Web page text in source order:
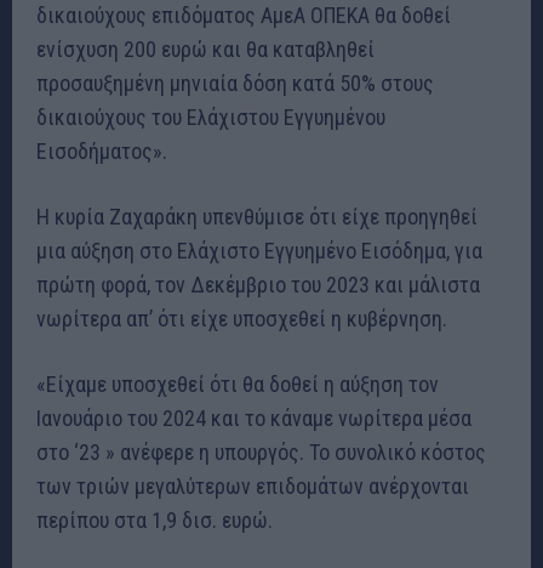
δικαιούχους επιδόματος ΑμεΑ ΟΠΕΚΑ θα δοθεί
ενίσχυση 200 ευρώ και θα καταβληθεί
προσαυξημένη μηνιαία δόση κατά 50% στους
δικαιούχους του Ελάχιστου Εγγυημένου
Εισοδήματος».
Η κυρία Ζαχαράκη υπενθύμισε ότι είχε προηγηθεί
μια αύξηση στο Ελάχιστο Εγγυημένο Εισόδημα, για
πρώτη φορά, τον Δεκέμβριο του 2023 και μάλιστα
νωρίτερα απ’ ότι είχε υποσχεθεί η κυβέρνηση.
«Είχαμε υποσχεθεί ότι θα δοθεί η αύξηση τον
Ιανουάριο του 2024 και το κάναμε νωρίτερα μέσα
στο ‘23 » ανέφερε η υπουργός. Το συνολικό κόστος
των τριών μεγαλύτερων επιδομάτων ανέρχονται
περίπου στα 1,9 δισ. ευρώ.